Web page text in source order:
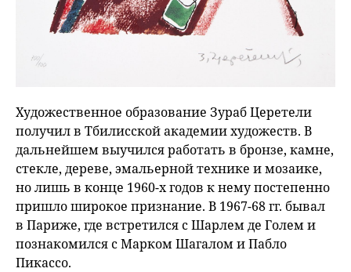
Художественное образование Зураб Церетели
получил в Тбилисской академии художеств. В
дальнейшем выучился работать в бронзе, камне,
стекле, дереве, эмальерной технике и мозаике,
но лишь в конце 1960-х годов к нему постепенно
пришло широкое признание. В 1967-68 гг. бывал
в Париже, где встретился с Шарлем де Голем и
познакомился с Марком Шагалом и Пабло
Пикассо.